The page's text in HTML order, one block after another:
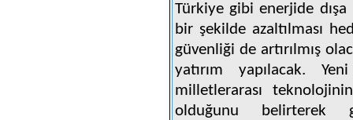
Türkiye gibi enerjide dışa
bir şekilde azaltılması
güvenliği de artırılmış
yatırım yapılacak.
milletlerarası
olduğunu belirterek